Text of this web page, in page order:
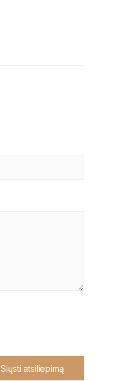
Siųsti atsiliepimą